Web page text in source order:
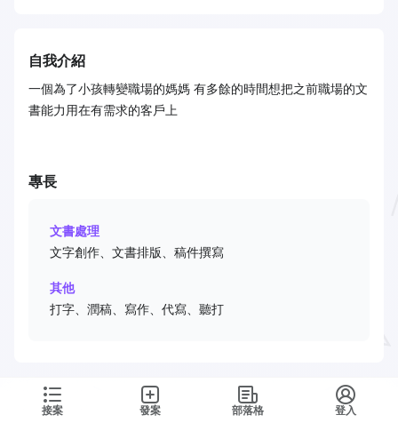
接案 發案 部落格 登入
自我介紹
一個為了小孩轉變職場的媽媽 有多餘的時間想把之前職場的文
書能力用在有需求的客戶上
專長
文書處理
文字創作、文書排版、稿件撰寫
其他
打字、潤稿、寫作、代寫、聽打